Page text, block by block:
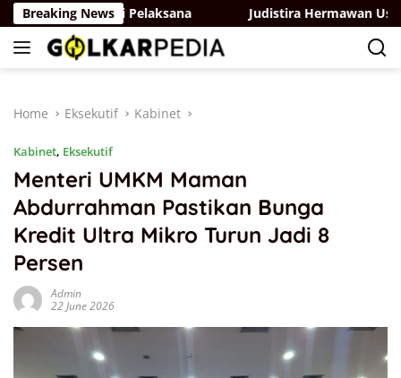
Skip
to
content
Breaking News
Jadi Pelaksana Judistira Hermawan Usulkan
Home Eksekutif Kabinet
Kabinet, Eksekutif
Menteri UMKM Maman
Abdurrahman Pastikan Bunga
Kredit Ultra Mikro Turun Jadi 8
Persen
Admin
22 June 2026